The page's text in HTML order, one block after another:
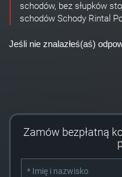
schodów, bez słupków
schodów Schody Rintal
Jeśli nie znalazłeś(aś)
Zamów bezpłatną